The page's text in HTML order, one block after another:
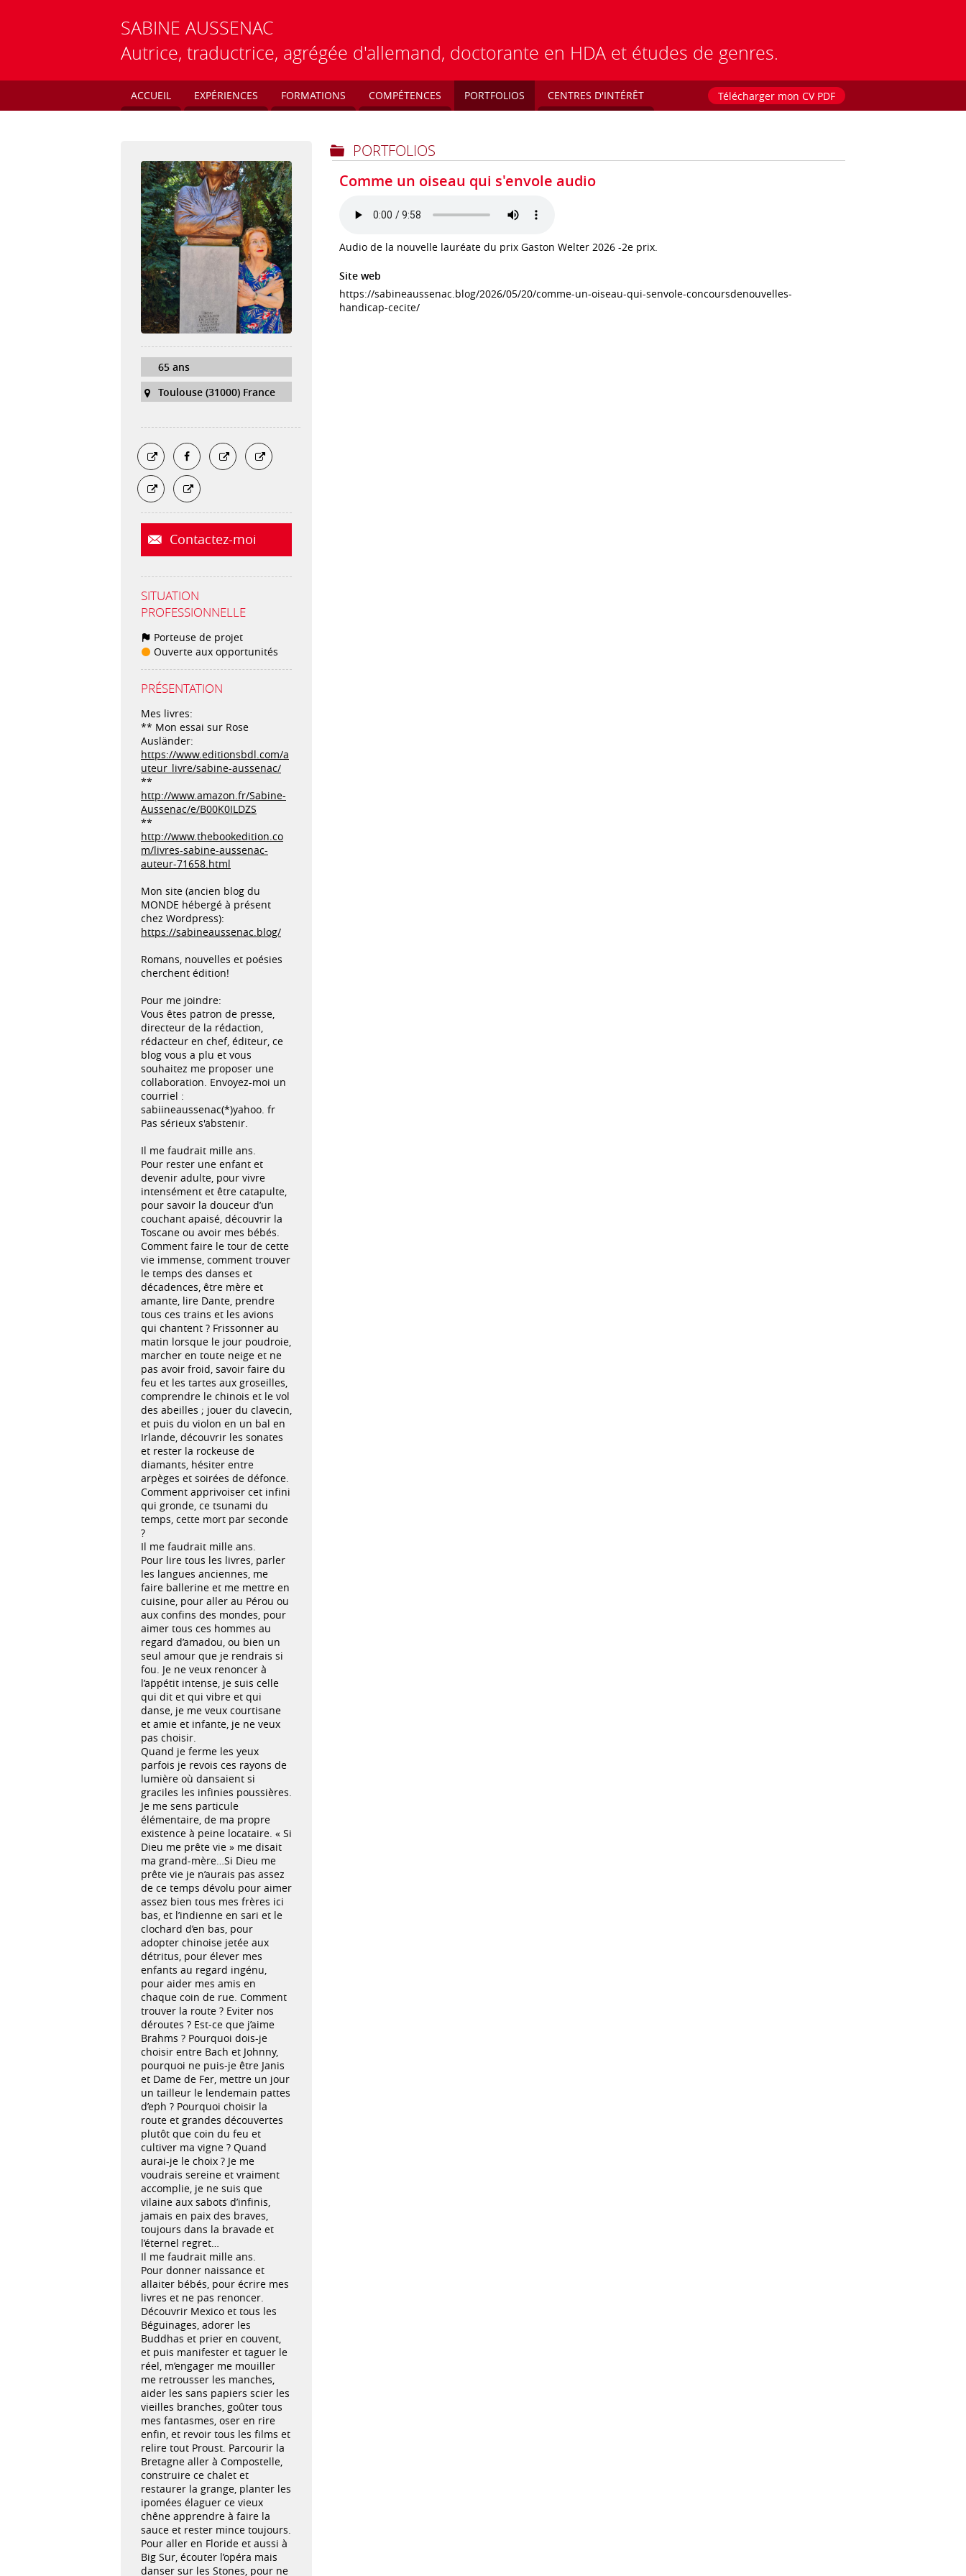
SABINE AUSSENAC
Autrice, traductrice, agrégée d'allemand, doctorante en HDA et études de genres.
ACCUEIL EXPÉRIENCES FORMATIONS COMPÉTENCES PORTFOLIOS CENTRES D'INTÉRÊT Télécharger mon CV PDF
65 ans
Toulouse (31000) France
Contactez-moi
SITUATION
PROFESSIONNELLE
Porteuse de projet
Ouverte aux opportunités
PRÉSENTATION
Mes livres:
** Mon essai sur Rose
Ausländer:
https://www.editionsbdl.com/a
uteur_livre/sabine-aussenac/
**
http://www.amazon.fr/Sabine-
Aussenac/e/B00K0ILDZS
**
http://www.thebookedition.co
m/livres-sabine-aussenac-
auteur-71658.html
Mon site (ancien blog du
MONDE hébergé à présent
chez Wordpress):
https://sabineaussenac.blog/
Romans, nouvelles et poésies
cherchent édition!
Pour me joindre:
Vous êtes patron de presse,
directeur de la rédaction,
rédacteur en chef, éditeur, ce
blog vous a plu et vous
souhaitez me proposer une
collaboration. Envoyez-moi un
courriel :
sabiineaussenac(*)yahoo. fr
Pas sérieux s'abstenir.
Il me faudrait mille ans.
Pour rester une enfant et
devenir adulte, pour vivre
intensément et être catapulte,
pour savoir la douceur d’un
couchant apaisé, découvrir la
Toscane ou avoir mes bébés.
Comment faire le tour de cette
vie immense, comment trouver
le temps des danses et
décadences, être mère et
amante, lire Dante, prendre
tous ces trains et les avions
qui chantent ? Frissonner au
matin lorsque le jour poudroie,
marcher en toute neige et ne
pas avoir froid, savoir faire du
feu et les tartes aux groseilles,
comprendre le chinois et le vol
des abeilles ; jouer du clavecin,
et puis du violon en un bal en
Irlande, découvrir les sonates
et rester la rockeuse de
diamants, hésiter entre
arpèges et soirées de défonce.
Comment apprivoiser cet infini
qui gronde, ce tsunami du
temps, cette mort par seconde
?
Il me faudrait mille ans.
Pour lire tous les livres, parler
les langues anciennes, me
faire ballerine et me mettre en
cuisine, pour aller au Pérou ou
aux confins des mondes, pour
aimer tous ces hommes au
regard d’amadou, ou bien un
seul amour que je rendrais si
fou. Je ne veux renoncer à
l’appétit intense, je suis celle
qui dit et qui vibre et qui
danse, je me veux courtisane
et amie et infante, je ne veux
pas choisir.
Quand je ferme les yeux
parfois je revois ces rayons de
lumière où dansaient si
graciles les infinies poussières.
Je me sens particule
élémentaire, de ma propre
existence à peine locataire. « Si
Dieu me prête vie » me disait
ma grand-mère…Si Dieu me
prête vie je n’aurais pas assez
de ce temps dévolu pour aimer
assez bien tous mes frères ici
bas, et l’indienne en sari et le
clochard d’en bas, pour
adopter chinoise jetée aux
détritus, pour élever mes
enfants au regard ingénu,
pour aider mes amis en
chaque coin de rue. Comment
trouver la route ? Eviter nos
déroutes ? Est-ce que j’aime
Brahms ? Pourquoi dois-je
choisir entre Bach et Johnny,
pourquoi ne puis-je être Janis
et Dame de Fer, mettre un jour
un tailleur le lendemain pattes
d’eph ? Pourquoi choisir la
route et grandes découvertes
plutôt que coin du feu et
cultiver ma vigne ? Quand
aurai-je le choix ? Je me
voudrais sereine et vraiment
accomplie, je ne suis que
vilaine aux sabots d’infinis,
jamais en paix des braves,
toujours dans la bravade et
l’éternel regret…
Il me faudrait mille ans.
Pour donner naissance et
allaiter bébés, pour écrire mes
livres et ne pas renoncer.
Découvrir Mexico et tous les
Béguinages, adorer les
Buddhas et prier en couvent,
et puis manifester et taguer le
réel, m’engager me mouiller
me retrousser les manches,
aider les sans papiers scier les
vieilles branches, goûter tous
mes fantasmes, oser en rire
enfin, et revoir tous les films et
relire tout Proust. Parcourir la
Bretagne aller à Compostelle,
construire ce chalet et
restaurer la grange, planter les
ipomées élaguer ce vieux
chêne apprendre à faire la
sauce et rester mince toujours.
Pour aller en Floride et aussi à
Big Sur, écouter l’opéra mais
danser sur les Stones, pour ne
PORTFOLIOS
Comme un oiseau qui s'envole audio
Audio de la nouvelle lauréate du prix Gaston Welter 2026 -2e prix.
Site web
https://sabineaussenac.blog/2026/05/20/comme-un-oiseau-qui-senvole-concoursdenouvelles-
handicap-cecite/